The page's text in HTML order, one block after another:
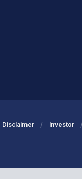
Disclaimer Investor